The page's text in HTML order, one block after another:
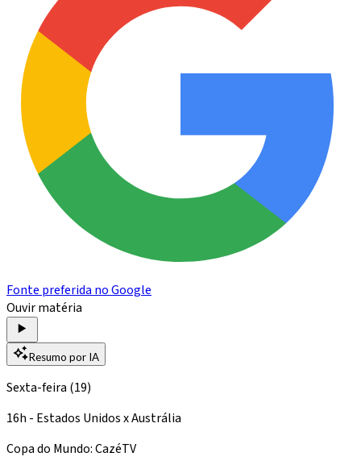
Fonte preferida no Google
Ouvir matéria
Resumo por IA
Sexta-feira (19)
16h - Estados Unidos x Austrália
Copa do Mundo: CazéTV